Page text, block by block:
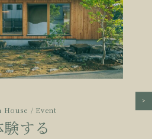
House / Event
験する